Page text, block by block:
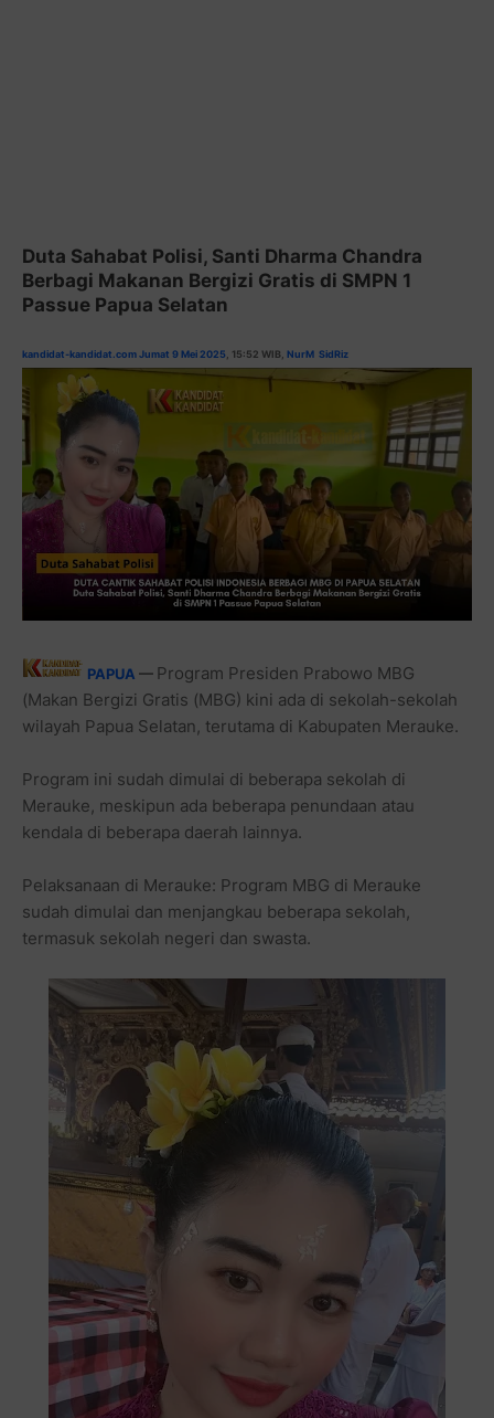
Duta Sahabat Polisi, Santi Dharma Chandra
Berbagi Makanan Bergizi Gratis di SMPN 1
Passue Papua Selatan
kandidat-kandidat.com Jumat 9 Mei 2025 , 15:52 WIB, NurM SidRiz
PAPUA — Program Presiden Prabowo MBG
(Makan Bergizi Gratis (MBG) kini ada di sekolah-sekolah
wilayah Papua Selatan, terutama di Kabupaten Merauke.
Program ini sudah dimulai di beberapa sekolah di
Merauke, meskipun ada beberapa penundaan atau
kendala di beberapa daerah lainnya.
Pelaksanaan di Merauke: Program MBG di Merauke
sudah dimulai dan menjangkau beberapa sekolah,
termasuk sekolah negeri dan swasta.